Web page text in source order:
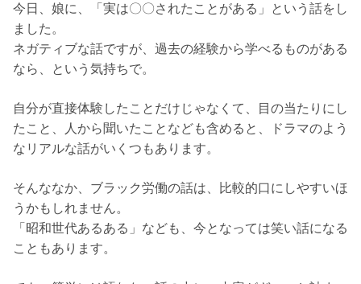
今日、娘に、「実は〇〇されたことがある」という話をし
ました。
ネガティブな話ですが、過去の経験から学べるものがある
なら、という気持ちで。
自分が直接体験したことだけじゃなくて、目の当たりにし
たこと、人から聞いたことなども含めると、ドラマのよう
なリアルな話がいくつもあります。
そんななか、ブラック労働の話は、比較的口にしやすいほ
うかもしれません。
「昭和世代あるある」なども、今となっては笑い話になる
こともあります。